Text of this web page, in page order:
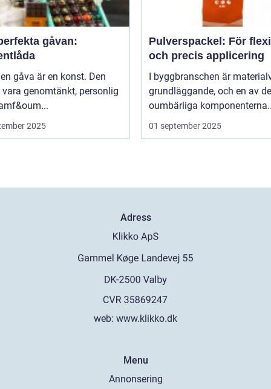
gåvan:
gåva är en konst. Den
genomtänkt, personlig
2025
Pulverspackel: För
och precis applicering
I byggbranschen är
grundläggande, och en av de
oumbärliga
01 september 2025
Adress
web: www.klikko.dk
Menu
Annonsering